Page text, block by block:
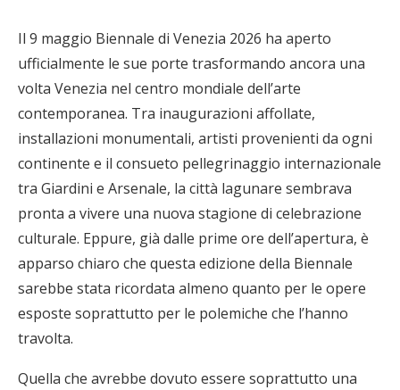
Il 9 maggio Biennale di Venezia 2026 ha aperto
ufficialmente le sue porte trasformando ancora una
volta Venezia nel centro mondiale dell’arte
contemporanea. Tra inaugurazioni affollate,
installazioni monumentali, artisti provenienti da ogni
continente e il consueto pellegrinaggio internazionale
tra Giardini e Arsenale, la città lagunare sembrava
pronta a vivere una nuova stagione di celebrazione
culturale. Eppure, già dalle prime ore dell’apertura, è
apparso chiaro che questa edizione della Biennale
sarebbe stata ricordata almeno quanto per le opere
esposte soprattutto per le polemiche che l’hanno
travolta.
Quella che avrebbe dovuto essere soprattutto una